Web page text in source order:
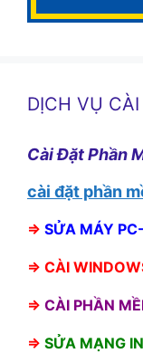
DỊCH VỤ
Cài Đặt Phần
cài đặt phần
⇒ SỬA MÁY
⇒ CÀI
⇒ CÀI PHẦN
⇒ SỬA MẠNG